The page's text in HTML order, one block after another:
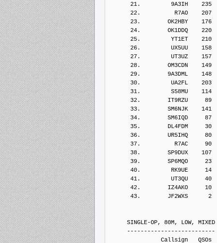
21.         9A3IH    235
22.          R7AO    207
23.        OK2HBY    176
24.        OK1DDQ    220
25.         YT1ET    210
26.         UX5UU    158
27.         UT3UZ    157
28.        OM3CDN    149
29.        9A3DML    148
30.         UA2FL    203
31.         S58MU    114
32.        IT9RZU     89
33.        SM6NJK    141
34.        SM6IQD     87
35.        DL4FDM     30
36.        UR5IHQ     80
37.          R7AC     90
38.        SP9DUX    107
39.        SP6MQO     23
40.         RK9UE     14
41.         UT3QU     40
42.        IZ4AKO     10
43.        JF2WXS      2
SINGLE-OP, 80M, LOW, MIXED
--------------------------
Callsign   QSOs  Points